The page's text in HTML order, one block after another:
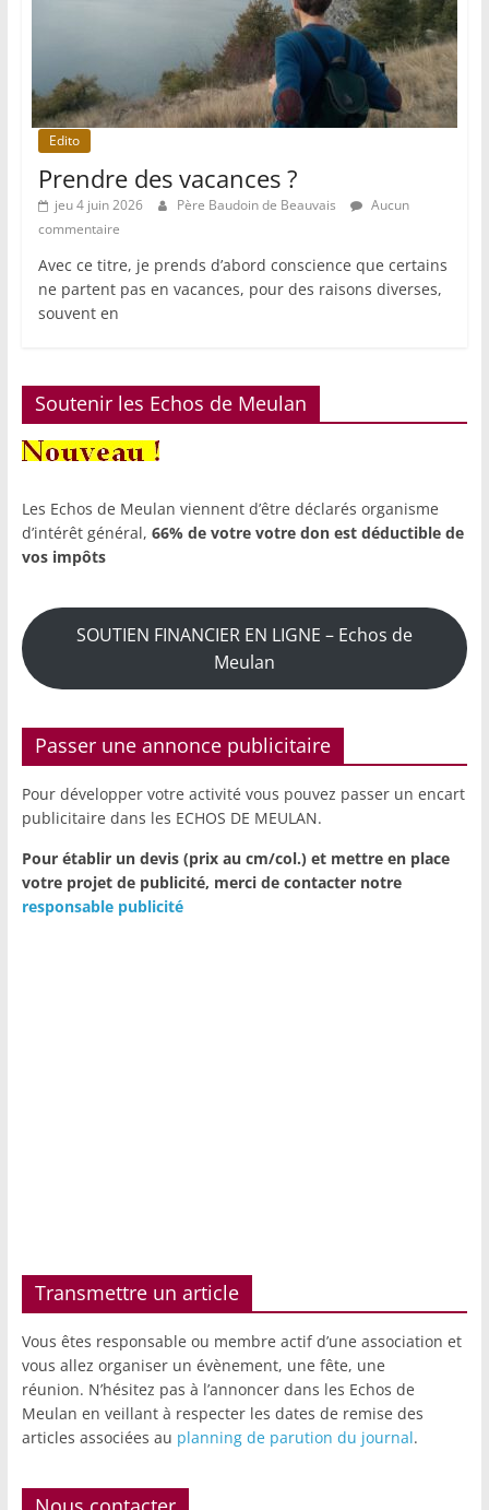
Edito
Prendre des vacances ?
jeu 4 juin 2026 Père Baudoin de Beauvais
Aucun
commentaire
Avec ce titre, je prends d’abord conscience que certains
ne partent pas en vacances, pour des raisons diverses,
souvent en
Soutenir les Echos de Meulan
Les Echos de Meulan viennent d’être déclarés organisme
d’intérêt général, 66% de votre votre don est déductible de
vos impôts
SOUTIEN FINANCIER EN LIGNE – Echos de
Meulan
Passer une annonce publicitaire
Pour développer votre activité vous pouvez passer un encart
publicitaire dans les ECHOS DE MEULAN.
Pour établir un devis (prix au cm/col.) et mettre en place
votre projet de publicité, merci de contacter notre
responsable publicité
Transmettre un article
Vous êtes responsable ou membre actif d’une association et
vous allez organiser un évènement, une fête, une
réunion. N’hésitez pas à l’annoncer dans les Echos de
Meulan en veillant à respecter les dates de remise des
articles associées au planning de parution du journal.